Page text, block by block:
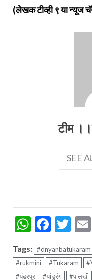
(लेखक टीव्ही ९ या न्यूज
टीम
SEE
Tags: #dnyanbatukaram
#rukmini
#Tukaram
#पंढरपूर
#पांडुरंग #पालखी